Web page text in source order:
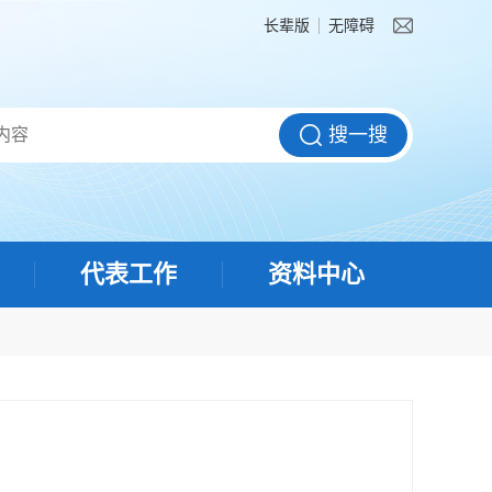
长辈版 无障碍
代表工作 资料中心